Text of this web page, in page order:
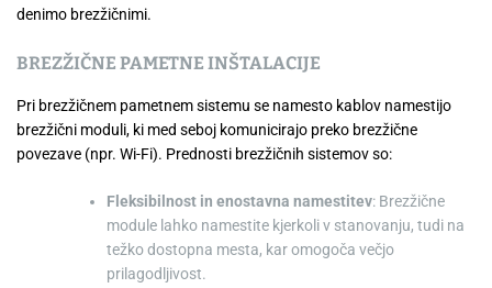
denimo brezžičnimi.
BREZŽIČNE PAMETNE INŠTALACIJE
Pri brezžičnem pametnem sistemu se namesto kablov namestijo
brezžični moduli, ki med seboj komunicirajo preko brezžične
povezave (npr. Wi-Fi). Prednosti brezžičnih sistemov so:
Fleksibilnost in enostavna namestitev: Brezžične
module lahko namestite kjerkoli v stanovanju, tudi na
težko dostopna mesta, kar omogoča večjo
prilagodljivost.